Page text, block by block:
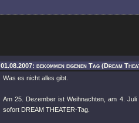
01.08.2007: bekommen eigenen Tag (Dream
Was es nicht alles gibt.
Am 25. Dezember ist Weihnachten, am 4.
sofort DREAM THEATER-Tag.